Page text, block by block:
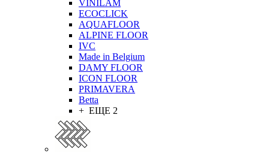
VINILAM
ECOCLICK
AQUAFLOOR
ALPINE FLOOR
IVC
Made in Belgium
DAMY FLOOR
ICON FLOOR
PRIMAVERA
Betta
+ ЕЩЕ 2